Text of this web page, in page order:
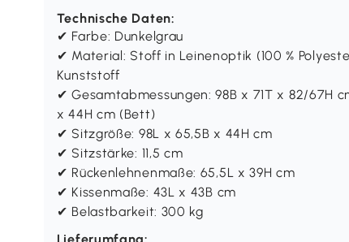
Technische Daten:
✔ Farbe: Dunkelgrau
✔ Material: Stoff in Leinenoptik (100 %
Kunststoff
✔ Gesamtabmessungen: 98B x 71T x 82/67H
x 44H cm (Bett)
✔ Sitzgröße: 98L x 65,5B x 44H cm
✔ Sitzstärke: 11,5 cm
✔ Rückenlehnenmaße: 65,5L x 39H cm
✔ Kissenmaße: 43L x 43B cm
✔ Belastbarkeit: 300 kg